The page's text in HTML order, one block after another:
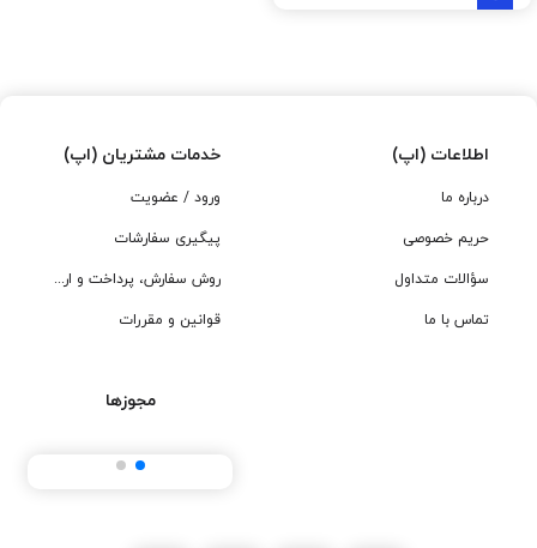
اطلاعات (اپ)
درباره ما
حریم خصوصی
سؤالات متداول
تماس با ما
خدمات مشتریان (اپ)
ورود / عضویت
پیگیری سفارشات
روش سفارش، پرداخت و ارسال
قوانین و مقررات
مجوزها